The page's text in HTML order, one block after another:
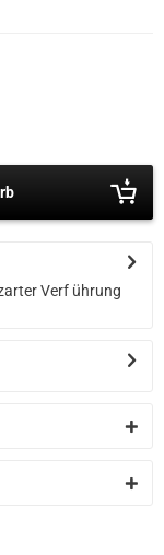
Verf ührung